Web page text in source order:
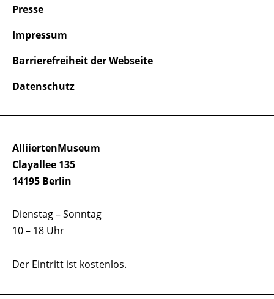
AlliiertenMuseum
Clayallee 135
14195 Berlin
Dienstag – Sonntag
10 – 18 Uhr
Der Eintritt ist kostenlos.
Presse
Impressum
Barrierefreiheit der Webseite
Datenschutz